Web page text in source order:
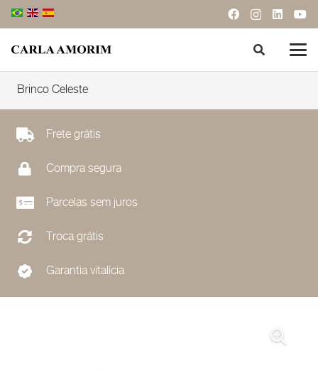
Brinco Celeste
Frete grátis
Compra segura
Parcelas sem juros
Troca grátis
Garantia vitalícia